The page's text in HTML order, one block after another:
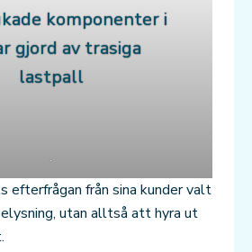
komponenter i
gjord av trasiga
lastpall
.
efterfrågan från sina kunder valt
utan alltså att hyra ut